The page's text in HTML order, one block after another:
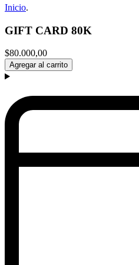
Inicio.
GIFT CARD 80K
$80.000,00
Agregar al carrito